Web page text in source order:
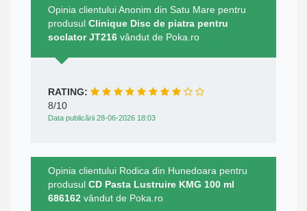
Opinia clientului Anonim din Satu Mare pentru
produsul Clinique Disc de piatra pentru
soclator JT216 vândut de Poka.ro
RATING:
8/10
Data publicării 28-06-2026 18:03
Opinia clientului Rodica din Hunedoara pentru
produsul CD Pasta Lustruire KMG 100 ml
686162 vândut de Poka.ro